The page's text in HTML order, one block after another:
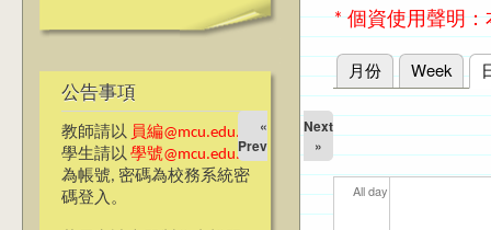
公告事項
教師請以 員編@mcu.edu.tw
學生請以 學號@mcu.edu.tw
為帳號, 密碼為校務系統密
碼登入。
您在這裡
* 個資使用聲明
主要索引標籤
月份 Week
«
Prev
Next
»
All day